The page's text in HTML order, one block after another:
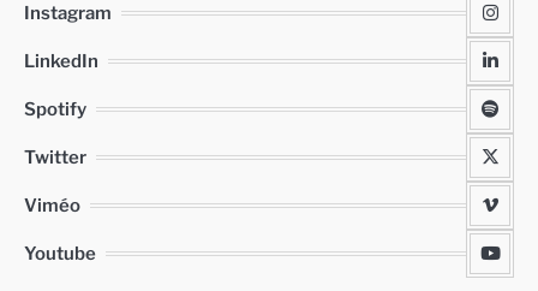
Instagram
LinkedIn
Spotify
Twitter
Viméo
Youtube